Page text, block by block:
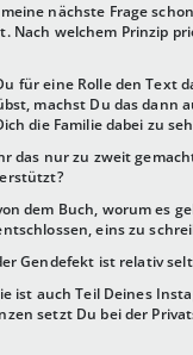
nächste Frage
Nach welchem Prinzip
für eine Rolle den Text
machst Du das dann
die Familie dabei zu
das nur zu zweit
dem Buch, worum es
eins zu
Gendefekt ist relativ
ist auch Teil Deines
setzt Du bei der